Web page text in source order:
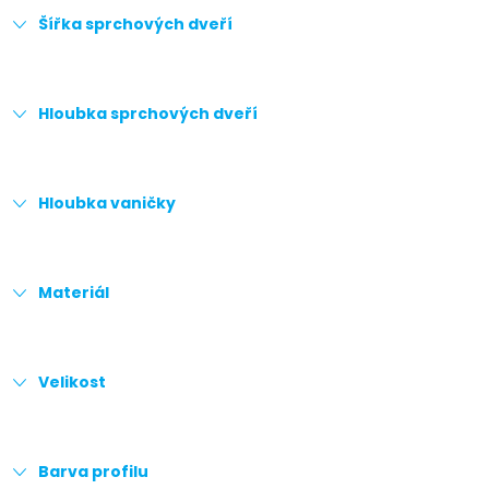
Šířka sprchových dveří
Hloubka sprchových dveří
Hloubka vaničky
Materiál
Velikost
Barva profilu